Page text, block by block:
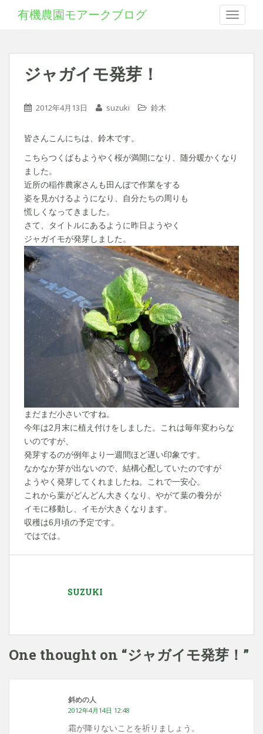
Toggle
有機農園モアークブログ
ジャガイモ発芽！
2012年4月13日 suzuki 鈴木
皆さんこんにちは、鈴木です。
こちらつくばもようやく桜が満開になり、随分暖かくなり
ました。
近所の稲作農家さんも田んぼで作業をする
姿を見かけるようになり、自分たちの周りも
慌しくなってきました。
さて、タイトルにあるように昨日ようやく
ジャガイモが発芽しました。
まだまだ小さいですね。
今年は2月末に植え付けをしました。これは毎年変わらな
いのですが、
発芽するのが例年より一週間ほど遅い印象です。
なかなか芽が出ないので、結構心配していたのですが
ようやく発芽してくれましたね。これで一安心。
これから葉がどんどん大きくなり、やがて葉の養分が
イモに移動し、イモが大きくなります。
収穫は6月頃の予定です。
ではでは。
SUZUKI
One thought on “ジャガイモ発芽！ ”
斜めの人
2012年4月14日 12:48
霜が降りないことを祈りましょう。